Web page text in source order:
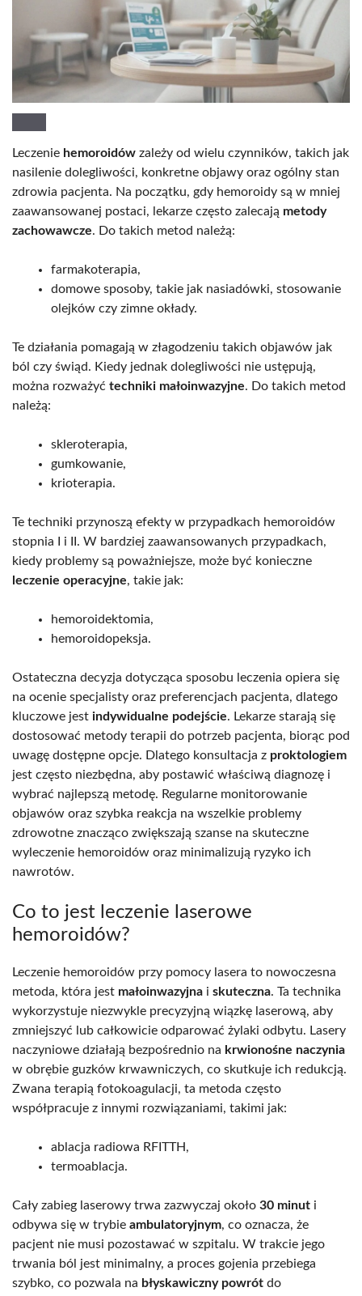
Leczenie hemoroidów zależy od wielu czynników, takich jak
nasilenie dolegliwości, konkretne objawy oraz ogólny stan
zdrowia pacjenta. Na początku, gdy hemoroidy są w mniej
zaawansowanej postaci, lekarze często zalecają metody
zachowawcze. Do takich metod należą:
farmakoterapia,
domowe sposoby, takie jak nasiadówki, stosowanie
olejków czy zimne okłady.
Te działania pomagają w złagodzeniu takich objawów jak
ból czy świąd. Kiedy jednak dolegliwości nie ustępują,
można rozważyć techniki małoinwazyjne. Do takich metod
należą:
skleroterapia,
gumkowanie,
krioterapia.
Te techniki przynoszą efekty w przypadkach hemoroidów
stopnia I i II. W bardziej zaawansowanych przypadkach,
kiedy problemy są poważniejsze, może być konieczne
leczenie operacyjne, takie jak:
hemoroidektomia,
hemoroidopeksja.
Ostateczna decyzja dotycząca sposobu leczenia opiera się
na ocenie specjalisty oraz preferencjach pacjenta, dlatego
kluczowe jest indywidualne podejście. Lekarze starają się
dostosować metody terapii do potrzeb pacjenta, biorąc pod
uwagę dostępne opcje. Dlatego konsultacja z proktologiem
jest często niezbędna, aby postawić właściwą diagnozę i
wybrać najlepszą metodę. Regularne monitorowanie
objawów oraz szybka reakcja na wszelkie problemy
zdrowotne znacząco zwiększają szanse na skuteczne
wyleczenie hemoroidów oraz minimalizują ryzyko ich
nawrotów.
Co to jest leczenie laserowe
hemoroidów?
Leczenie hemoroidów przy pomocy lasera to nowoczesna
metoda, która jest małoinwazyjna i skuteczna. Ta technika
wykorzystuje niezwykle precyzyjną wiązkę laserową, aby
zmniejszyć lub całkowicie odparować żylaki odbytu. Lasery
naczyniowe działają bezpośrednio na krwionośne naczynia
w obrębie guzków krwawniczych, co skutkuje ich redukcją.
Zwana terapią fotokoagulacji, ta metoda często
współpracuje z innymi rozwiązaniami, takimi jak:
ablacja radiowa RFITTH,
termoablacja.
Cały zabieg laserowy trwa zazwyczaj około 30 minut i
odbywa się w trybie ambulatoryjnym, co oznacza, że
pacjent nie musi pozostawać w szpitalu. W trakcie jego
trwania ból jest minimalny, a proces gojenia przebiega
szybko, co pozwala na błyskawiczny powrót do